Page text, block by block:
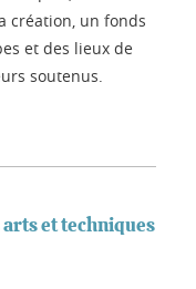
création, un fonds
et des lieux de
soutenus.
et techniques